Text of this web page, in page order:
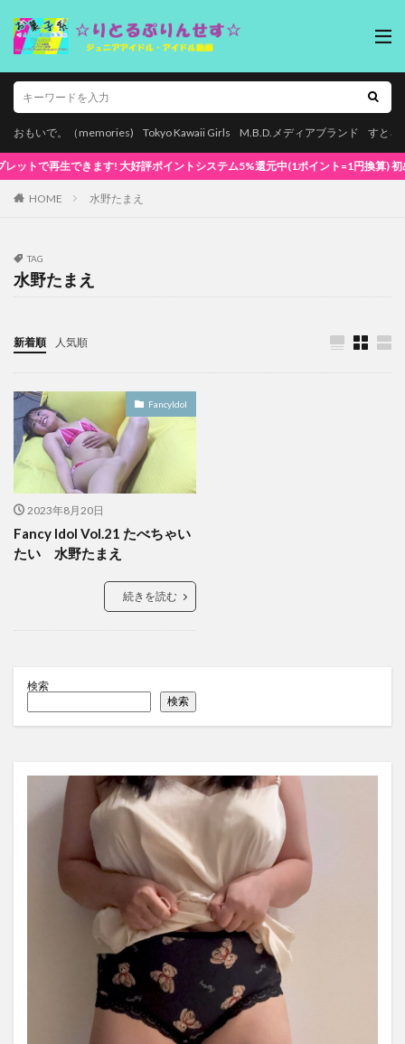
おもいで。（memories) Tokyo Kawaii Girls M.B.D.メディアブランド すとろ
す! 大好評ポイントシステム5%還元中(1ポイント=1円換算) 初めてでも安心な
HOME 水野たまえ
TAG
水野たまえ
新着順 人気順
FancyIdol
2023年8月20日
Fancy Idol Vol.21 たべちゃい
たい 水野たまえ
続きを読む
検索
検索